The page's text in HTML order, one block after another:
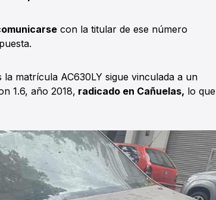
con la titular de ese número
matrícula AC630LY sigue vinculada a un
1.6, año 2018, radicado en Cañuelas, lo que